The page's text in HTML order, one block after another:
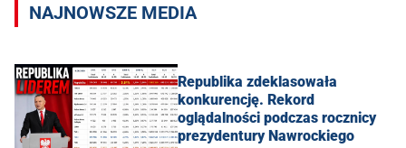
NAJNOWSZE MEDIA
Republika zdeklasowała
konkurencję. Rekord
oglądalności podczas rocznicy
prezydentury Nawrockiego